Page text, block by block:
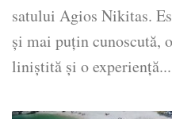
satului Agios Nikitas.
și mai puțin cunoscută,
liniștită și o experiență...